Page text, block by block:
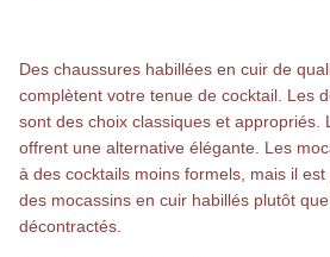
Des chaussures habillées en cuir de
complètent votre tenue de cocktail. Les
sont des choix classiques et appropriés.
offrent une alternative élégante. Les
à des cocktails moins formels, mais il
des mocassins en cuir habillés plutôt
décontractés.